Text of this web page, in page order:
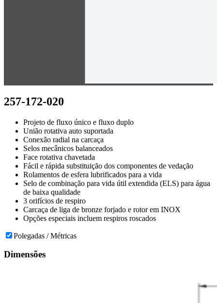
257-172-020
Projeto de fluxo único e fluxo duplo
União rotativa auto suportada
Conexão radial na carcaça
Selos mecânicos balanceados
Face rotativa chavetada
Fácil e rápida substituição dos componentes de vedação
Rolamentos de esfera lubrificados para a vida
Selo de combinação para vida útil extendida (ELS) para água
de baixa qualidade
3 orifícios de respiro
Carcaça de liga de bronze forjado e rotor em INOX
Opções especiais incluem respiros roscados
Polegadas / Métricas
Dimensões